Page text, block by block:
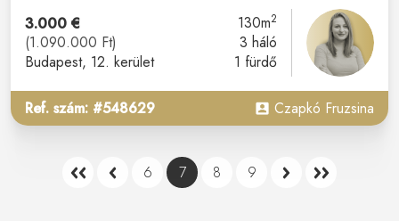
3.000 €
(1.090.000 Ft)
Budapest, 12. kerület
130m2
3 háló
1 fürdő
Ref. szám: #548629 Czapkó Fruzsina
6 7 8 9